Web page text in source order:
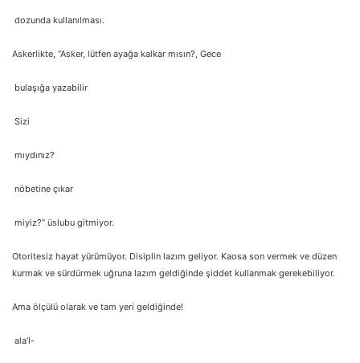
dozunda kullanılması.
Askerlikte, “Asker, lütfen ayağa kalkar mısın?, Gece
bulaşığa yazabilir
Sizi
mıydınız?
nöbetine çıkar
miyiz?” üslubu gitmiyor.
Otoritesiz hayat yürümüyor. Disiplin lazım geliyor. Kaosa son vermek ve düzen
kurmak ve sürdürmek uğruna lazım geldiğinde şiddet kullanmak gerekebiliyor.
Ama ölçülü olarak ve tam yeri geldiğinde!
ala’l-